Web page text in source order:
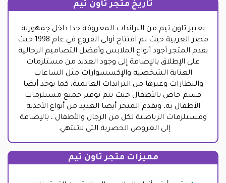
تاريخ متجر تاون تيم
يعتبر تاون تيم من البراندات المعروفة جدا داخل جمهورية
مصر العربية حيث تم افتتاح أولى الفروع في عام 1998 حيث
يقدم المتجر أجود أنواع الملابس وأفضل التصاميم الرجالية
على الإطلاق بالإضافة إلى وجود العديد من مستلزمات
العناية الشخصية والإكسسوارات مثل الساعات
والنظارات وغيرها من البراندات العالمية، كما يوجد أيضا
قسم خاص بالأطفال حيث يتم توفير جميع مستلزمات
الأطفال به، ويقدم المتجر أيضا العديد من أنواع الأحذية
ومستلزمات الرياضية لكل من الرجال والأطفال ، بالإضافة
إلى العروض الحصرية التي لاتنتهي.
مميزات متجر تاون تيم